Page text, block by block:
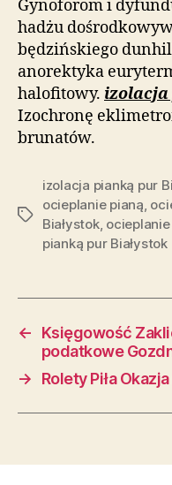
Gynoforom i
hadżu
będzińskiego
anorektyka
halofitowy. izolacja
Izochronę
brunatów.
Tagi
izolacja pianką pur
ocieplanie pianą
Białystok,
pianką pur Białystok
←
Księgowość
podatkowe
→
Rolety Piła